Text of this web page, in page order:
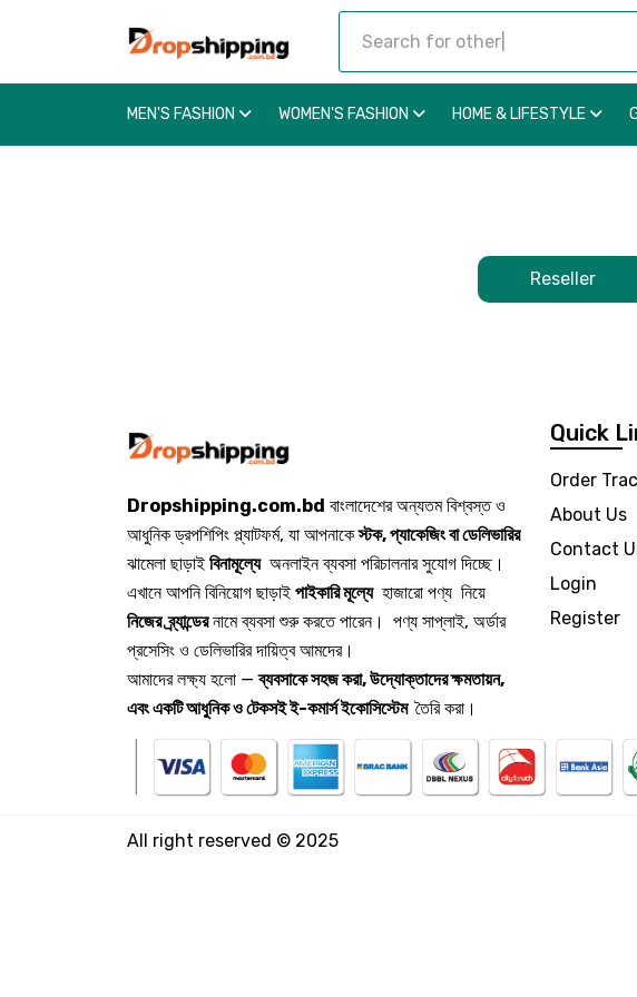
MEN'S FASHION WOMEN'S FASHION HOME & LIFESTYLE
Reseller
Dropshipping.com.bd বাংলাদেশের অন্যতম বিশ্বস্ত ও
আধুনিক ড্রপশিপিং প্ল্যাটফর্ম, যা আপনাকেস্টক, প্যাকেজিং বা ডেলিভারির
ঝামেলা ছাড়াই বিনামূল্যেঅনলাইন ব্যবসা পরিচালনার সুযোগ দিচ্ছে।
এখানে আপনি বিনিয়োগ ছাড়াই পাইকারি মূল্যেহাজারো পণ্য নিয়ে
নিজের ব্র্যান্ডেরনামে ব্যবসা শুরু করতে পারেন। পণ্য সাপ্লাই, অর্ডার
প্রসেসিং ও ডেলিভারির দায়িত্ব আমদের।
আমাদের লক্ষ্য হলো —ব্যবসাকে সহজ করা, উদ্যোক্তাদের ক্ষমতায়ন,
এবং একটি আধুনিক ও টেকসই ই-কমার্স ইকোসিস্টেম তৈরি করা।
Quick
Order
About Us
Contact
Login
Register
All right reserved © 2025